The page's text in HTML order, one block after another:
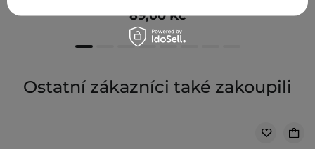
89,00 Kč
Ostatní zákazníci také zakoupili